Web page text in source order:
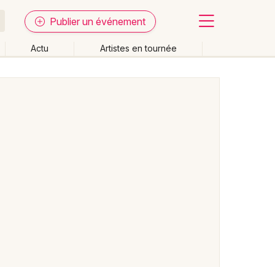
Publier un événement
Actu Artistes en tournée